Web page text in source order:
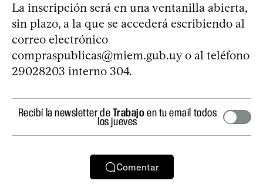
La inscripción será en una ventanilla abierta,
sin plazo, a la que se accederá escribiendo al
correo electrónico
compraspublicas@miem.gub.uyo al teléfono
29028203 interno 304.
Recibí la newsletter deTrabajo en tu email todos
los jueves
Comentar